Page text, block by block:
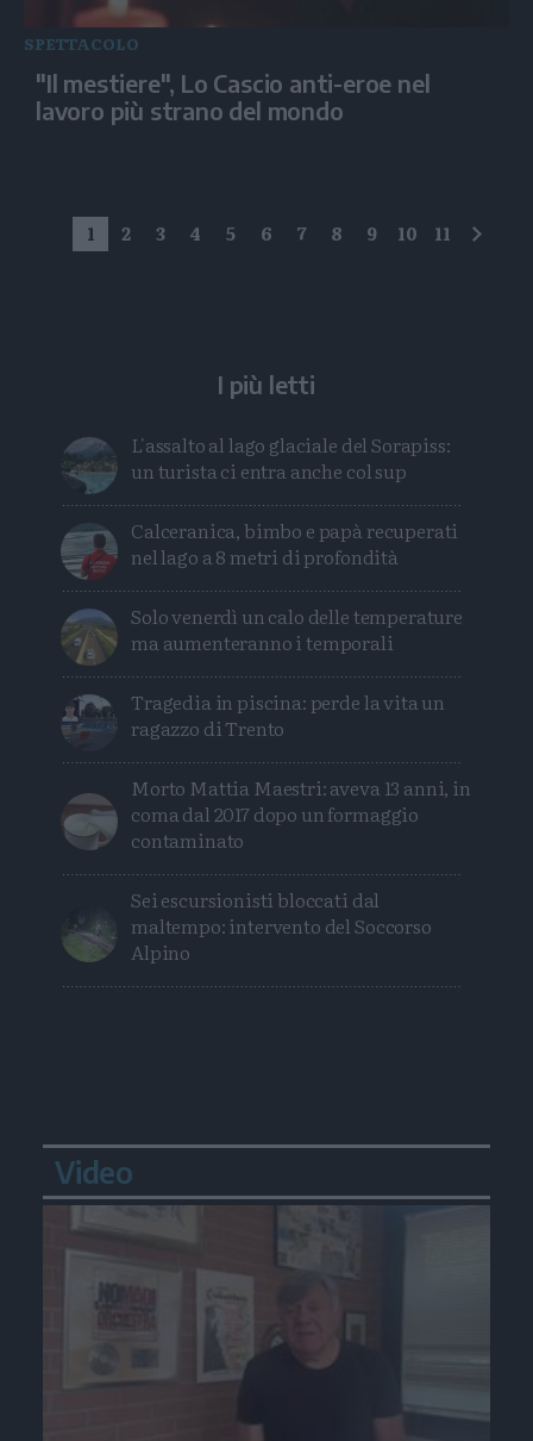
SPETTACOLO
"Il mestiere", Lo Cascio anti-eroe nel
lavoro più strano del mondo
1 2 3 4 5 6 7 8 9 10 11
I più letti
L'assalto al lago glaciale del Sorapiss:
un turista ci entra anche col sup
Calceranica, bimbo e papà recuperati
nel lago a 8 metri di profondità
Solo venerdì un calo delle temperature
ma aumenteranno i temporali
Tragedia in piscina: perde la vita un
ragazzo di Trento
Morto Mattia Maestri: aveva 13 anni, in
coma dal 2017 dopo un formaggio
contaminato
Sei escursionisti bloccati dal
maltempo: intervento del Soccorso
Alpino
Video